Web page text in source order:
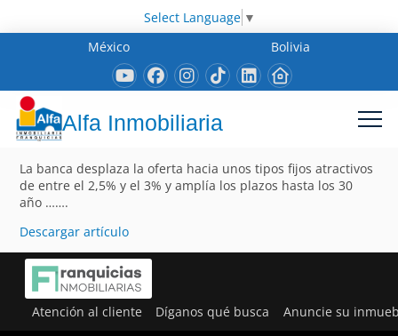
Select Language ▼
México
Bolivia
Alfa Inmobiliaria
La banca desplaza la oferta hacia unos tipos fijos atractivos
de entre el 2,5% y el 3% y amplía los plazos hasta los 30
año …….
Descargar artículo
Atención al cliente Díganos qué busca Anuncie su